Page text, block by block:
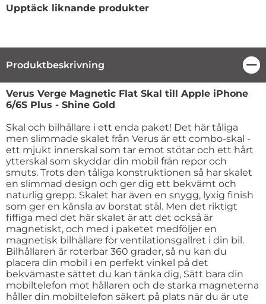
Upptäck liknande produkter
Produktbeskrivning
Produktbeskrivning
Verus Verge Magnetic Flat Skal till Apple iPhone
6/6S Plus - Shine Gold
Skal och bilhållare i ett enda paket! Det här tåliga
men slimmade skalet från Verus är ett combo-skal -
ett mjukt innerskal som tar emot stötar och ett hårt
ytterskal som skyddar din mobil från repor och
smuts. Trots den tåliga konstruktionen så har skalet
en slimmad design och ger dig ett bekvämt och
naturlig grepp. Skalet har även en snygg, lyxig finish
som ger en känsla av borstat stål. Men det riktigt
fiffiga med det här skalet är att det också är
magnetiskt, och med i paketet medföljer en
magnetisk bilhållare för ventilationsgallret i din bil.
Bilhållaren är roterbar 360 grader, så nu kan du
placera din mobil i en perfekt vinkel på det
bekvämaste sättet du kan tänka dig, Sätt bara din
mobiltelefon mot hållaren och de starka magneterna
håller din mobiltelefon säkert på plats när du är ute